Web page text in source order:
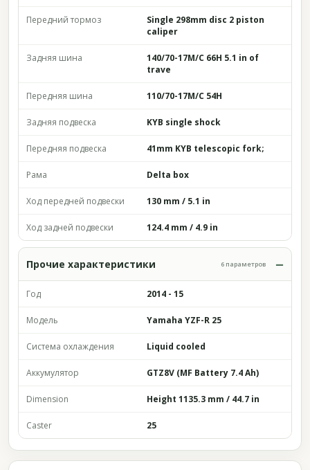
Передний тормоз
Single 298mm disc 2 piston
caliper
Задняя шина
140/70-17M/C 66H 5.1 in of
trave
Передняя шина 110/70-17M/C 54H
Задняя подвеска KYB single shock
Передняя подвеска 41mm KYB telescopic fork;
Рама Delta box
Ход передней подвески 130 mm / 5.1 in
Ход задней подвески 124.4 mm / 4.9 in
Прочие характеристики 6 параметров
Год 2014 - 15
Модель Yamaha YZF-R 25
Система охлаждения Liquid cooled
Аккумулятор GTZ8V (MF Battery 7.4 Ah)
Dimension Height 1135.3 mm / 44.7 in
Caster 25